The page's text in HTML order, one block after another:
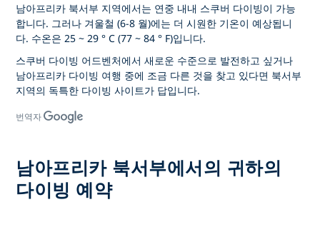
남아프리카 북서부 지역에서는 연중 내내 스쿠버 다이빙이 가능
합니다. 그러나 겨울철 (6-8 월)에는 더 시원한 기온이 예상됩니
다. 수온은 25 ~ 29 ° C (77 ~ 84 ° F)입니다.
스쿠버 다이빙 어드벤처에서 새로운 수준으로 발전하고 싶거나
남아프리카 다이빙 여행 중에 조금 다른 것을 찾고 있다면 북서부
지역의 독특한 다이빙 사이트가 답입니다.
번역자
남아프리카 북서부에서의 귀하의
다이빙 예약